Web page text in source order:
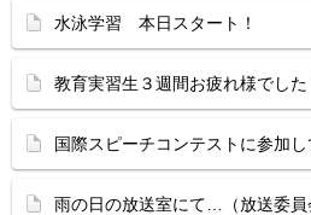
水泳学習 本日スタート！
教育実習生３週間お疲れ様でした
国際スピーチコンテストに参加し
雨の日の放送室にて…（放送委員